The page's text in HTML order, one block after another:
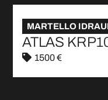
MARTELLO
ATLAS
1500 €